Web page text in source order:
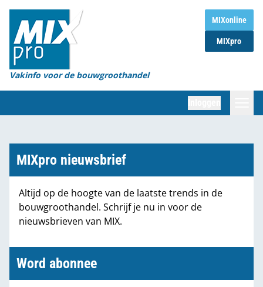
MIXonline
MIXpro
Vakinfo voor de bouwgroothandel
Home
Magazines
Organisaties
Marktcijfers
Partners
MIXpro nieuwsbrief
Altijd op de hoogte van de laatste trends in de
bouwgroothandel. Schrijf je nu in voor de
nieuwsbrieven van MIX.
Word abonnee